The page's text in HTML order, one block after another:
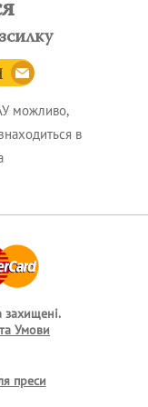
можливо,
в
захищені.
Умови
преси